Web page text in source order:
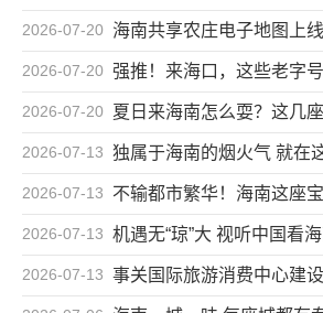
2026-07-20 海南共享农庄电子地图上线
2026-07-20 强推！来海口，这些老字
2026-07-20 夏日来海南怎么耍？这几
2026-07-13 独属于海南的烟火气 就在
2026-07-13 不输都市繁华！海南这座
2026-07-13 机遇无“琼”大 视听中国看
2026-07-13 事关国际旅游消费中心建